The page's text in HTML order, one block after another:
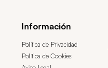
Información
Política de Privacidad
Política de Cookies